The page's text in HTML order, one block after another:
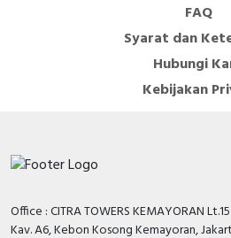
FAQ
Syarat dan
Hubungi
Kebijakan
Office : CITRA TOWERS KEMAYORAN
Kav. A6, Kebon Kosong Kemayoran,